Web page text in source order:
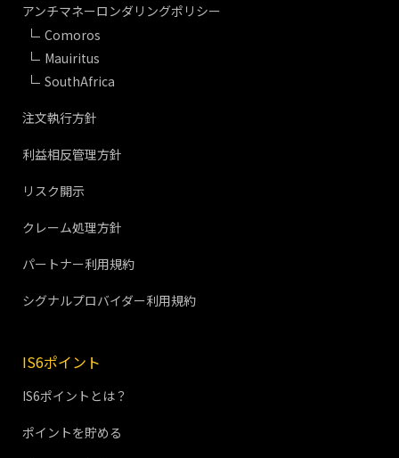
アンチマネーロンダリングポリシー
Comoros
Mauiritus
SouthAfrica
注文執行方針
利益相反管理方針
リスク開示
クレーム処理方針
パートナー利用規約
シグナルプロバイダー利用規約
IS6ポイント
IS6ポイントとは？
ポイントを貯める